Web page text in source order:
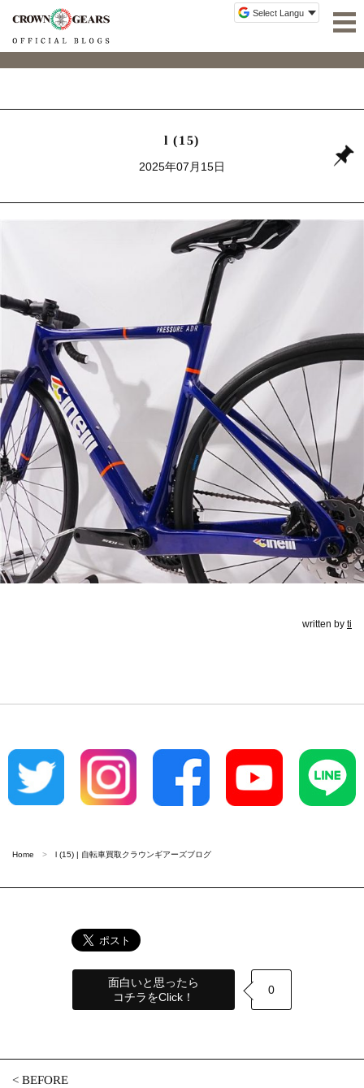
l (15)
2025年07月15日
written by ti
Home l (15) | 自転車買取クラウンギアーズブログ
面白いと思ったら
コチラをClick！
0
<BEFORE